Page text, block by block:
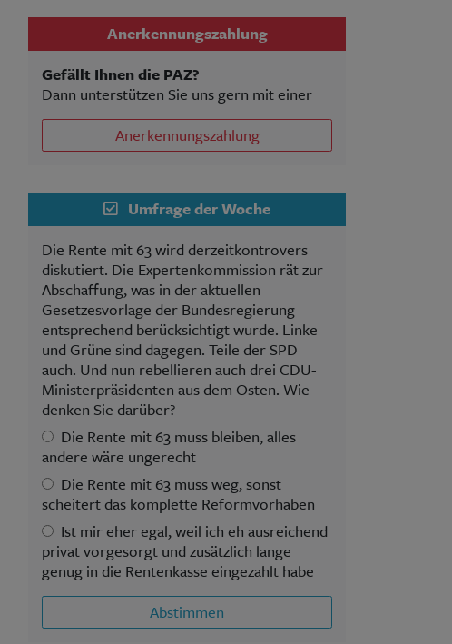
Anerkennungszahlung
Gefällt Ihnen die PAZ?
Dann unterstützen Sie uns gern mit einer
Anerkennungszahlung
Umfrage der Woche
Die Rente mit 63 wird derzeitkontrovers
diskutiert. Die Expertenkommission rät zur
Abschaffung, was in der aktuellen
Gesetzesvorlage der Bundesregierung
entsprechend berücksichtigt wurde. Linke
und Grüne sind dagegen. Teile der SPD
auch. Und nun rebellieren auch drei CDU-
Ministerpräsidenten aus dem Osten. Wie
denken Sie darüber?
Die Rente mit 63 muss bleiben, alles
andere wäre ungerecht
Die Rente mit 63 muss weg, sonst
scheitert das komplette Reformvorhaben
Ist mir eher egal, weil ich eh ausreichend
privat vorgesorgt und zusätzlich lange
genug in die Rentenkasse eingezahlt habe
Abstimmen